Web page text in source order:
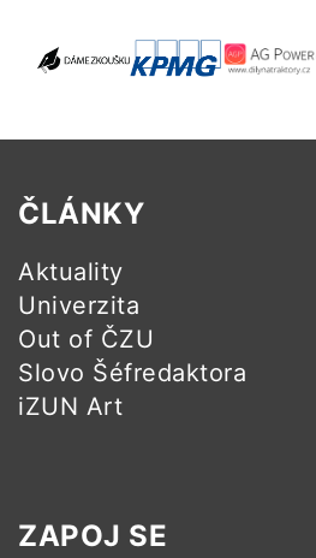
ČLÁNKY
Aktuality
Univerzita
Out of ČZU
Slovo Šéfredaktora
iZUN Art
ZAPOJ SE